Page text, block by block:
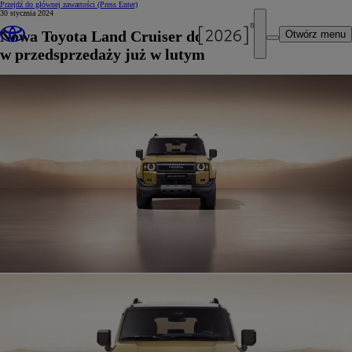
Przejdź do głównej zawartości (Press Enter)
Otwórz menu
30 stycznia 2024
Nowa Toyota Land Cruiser dostępna
w przedsprzedaży już w lutym